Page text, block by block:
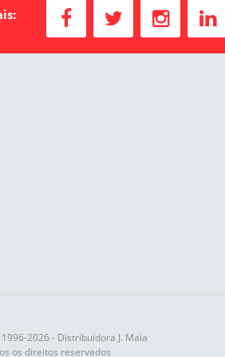
2026 - Distribuidora J. Maia
os direitos reservados